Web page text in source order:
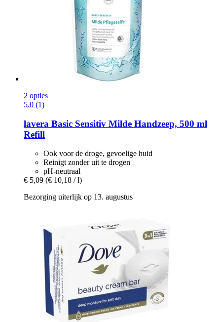
2 opties
5.0 (1)
lavera Basic Sensitiv Milde Handzeep, 500 ml
Refill
Ook voor de droge, gevoelige huid
Reinigt zonder uit te drogen
pH-neutraal
€ 5,09 (€ 10,18 / l)
Bezorging uiterlijk op 13. augustus